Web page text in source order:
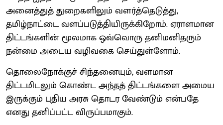
அனைத்துத் துறைகளிலும் வளர்த்தெடுத்து,
தமிழ்நாட்டை வளப்படுத்தியிருக்கிறோம். ஏராளமான
திட்டங்களின் மூலமாக ஒவ்வொரு தனிமனிதரும்
நன்மை அடைய வழிவகை செய்துள்ளோம்.
தொலைநோக்குச் சிந்தனையும், வளமான
திட்டமிடலும் கொண்ட அந்தத் திட்டங்களை அமைய
இருக்கும் புதிய அரசு தொடர வேண்டும் என்பதே
எனது தனிப்பட்ட விருப்பமாகும்.